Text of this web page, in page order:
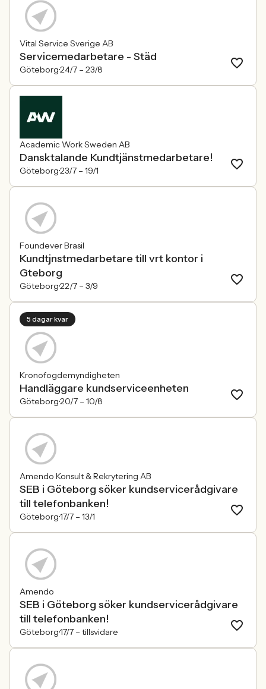
Vital Service Sverige AB
Servicemedarbetare - Städ
Göteborg24/7 – 23/8
Academic Work Sweden AB
Dansktalande Kundtjänstmedarbetare!
Göteborg23/7 – 19/1
Foundever Brasil
Kundtjnstmedarbetare till vrt kontor i
Gteborg
Göteborg22/7 – 3/9
5 dagar kvar
Kronofogdemyndigheten
Handläggare kundserviceenheten
Göteborg20/7 – 10/8
Amendo Konsult & Rekrytering AB
SEB i Göteborg söker kundservicerådgivare
till telefonbanken!
Göteborg17/7 – 13/1
Amendo
SEB i Göteborg söker kundservicerådgivare
till telefonbanken!
Göteborg17/7 – tillsvidare